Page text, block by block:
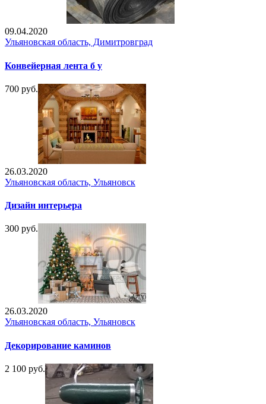
09.04.2020
Ульяновская область, Димитровград
Конвейерная лента б у
700 руб.
26.03.2020
Ульяновская область, Ульяновск
Дизайн интерьера
300 руб.
26.03.2020
Ульяновская область, Ульяновск
Декорирование каминов
2 100 руб.